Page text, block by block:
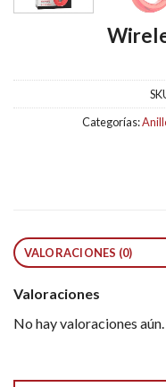
Categorías:
VALORACIONES (0)
Valoraciones
No hay valoraciones aún.